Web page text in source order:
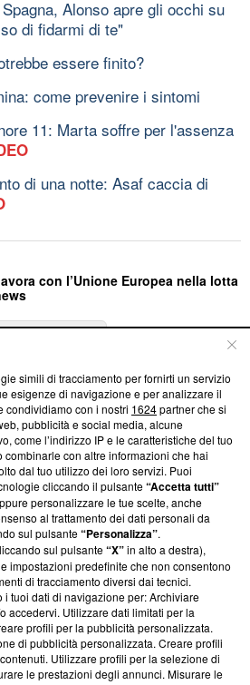
Alonso apre gli occhi su
di fidarmi di te"
essere finito?
come prevenire i sintomi
11: Marta soffre per l'assenza
di una notte: Asaf caccia di
con l’Unione Europea nella lotta
trasparenti su Blasting
editoriali e su come ci impegniamo a
afferma la nostra aderenza a
Integrity’Blasting News non è
ma ha richiesto di farne
ha ancora effettuato una verifica di
simili di tracciamento per fornirti un servizio
esigenze di navigazione e per analizzare il
condividiamo con i nostri 1624partner che si
pubblicità e social media, alcune
come l’indirizzo IP e le caratteristiche del tuo
con altre informazioni che hai
dal tuo utilizzo dei loro servizi. Puoi
cliccando il pulsante“Accetta tutti”
personalizzare le tue scelte, anche
al trattamento dei dati personali da
sul pulsante“Personalizza”.
sul pulsante“X”in alto a destra),
impostazioni predefinite che non consentono
di tracciamento diversi dai tecnici.
i tuoi dati di navigazione per: Archiviare
accedervi. Utilizzare dati limitati per la
profili per la pubblicità personalizzata.
di pubblicità personalizzata. Creare profili
Utilizzare profili per la selezione di
le prestazioni degli annunci. Misurare le